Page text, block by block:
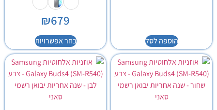
הוספה לסל
₪679
בחר אפשרויות